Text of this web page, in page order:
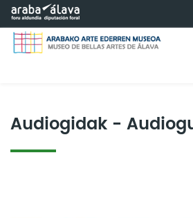
Saltar al contenido principal
Audiogidak -